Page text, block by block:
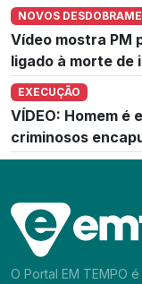
NOVOS
Vídeo mostra PM
ligado à morte de
EXECUÇÃO
VÍDEO: Homem
criminosos
O Portal EM TEMPO